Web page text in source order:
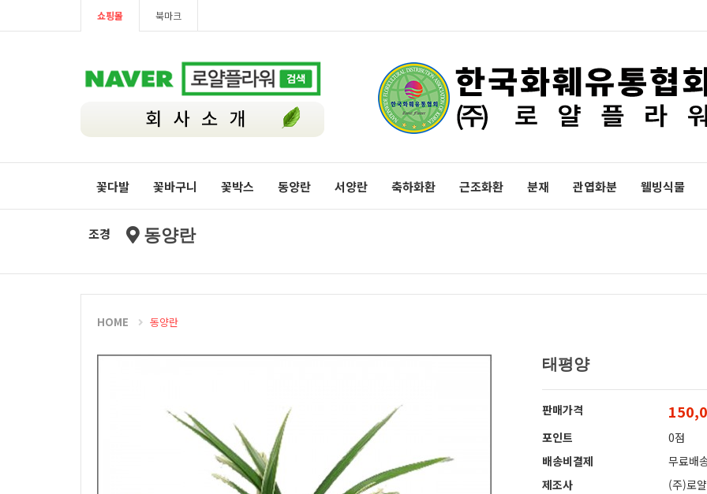
쇼핑몰 북마크
꽃다발 꽃바구니 꽃박스 동양란 서양란 축하화환 근조화환 분재 관엽화분 웰빙식물
조경 동양란
HOME 동양란
태평양
판매가격
포인트
0점
배송비결제
무료배
제조사
(주)로